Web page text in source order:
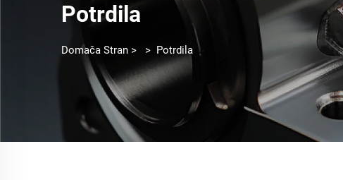
Potrdila
Domača Stran > > Potrdila